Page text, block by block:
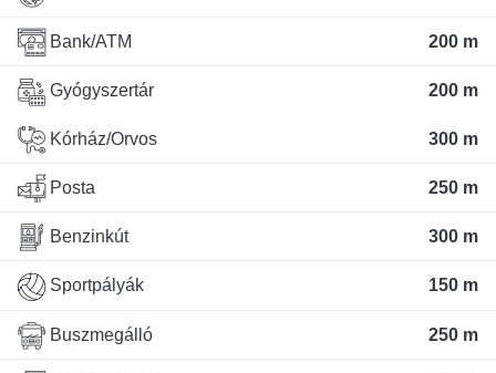
Bank/ATM 200 m
Gyógyszertár 200 m
Kórház/Orvos 300 m
Posta 250 m
Benzinkút 300 m
Sportpályák 150 m
Buszmegálló 250 m